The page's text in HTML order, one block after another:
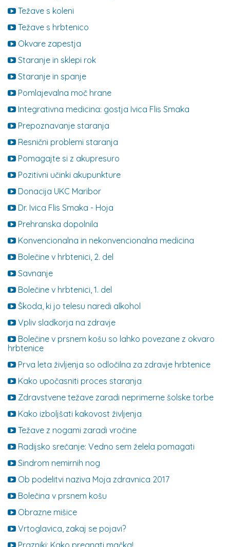
Težave s koleni
Težave s hrbtenico
Okvare zapestja
Staranje in sklepi rok
Staranje in spanje
Pomlajevalna moč hrane
Integrativna medicina: gostja Ivica Flis Smaka
Prepoznavanje staranja
Resnični problemi staranja
Pomagajte si z akupresuro
Pozitivni učinki akupunkture
Donacija UKC Maribor
Dr. Ivica Flis Smaka - Hoja
Prehranska dopolnila
Konvencionalna in nekonvencionalna medicina
Bolečine v hrbtenici, 2. del
Savnanje
Bolečine v hrbtenici, 1. del
Škoda, ki jo telesu naredi alkohol
Vpliv sladkorja na zdravje
Bolečine v prsnem košu so lahko povezane z okvaro
hrbtenice
Prva leta življenja so odločilna za zdravje hrbtenice
Kako upočasniti proces staranja
Zdravstvene težave zaradi neprimerne šolske torbe
Kako izboljšati kakovost življenja
Težave z nogami zaradi vročine
Radijsko srečanje: Vedno sem želela pomagati
Sindrom nemirnih nog
Ob podelitvi naziva Moja zdravnica 2017
Bolečina v prsnem košu
Obrazne mišice
Vrtoglavica, zakaj se pojavi?
Prazniki: Kako pregnati mačka!